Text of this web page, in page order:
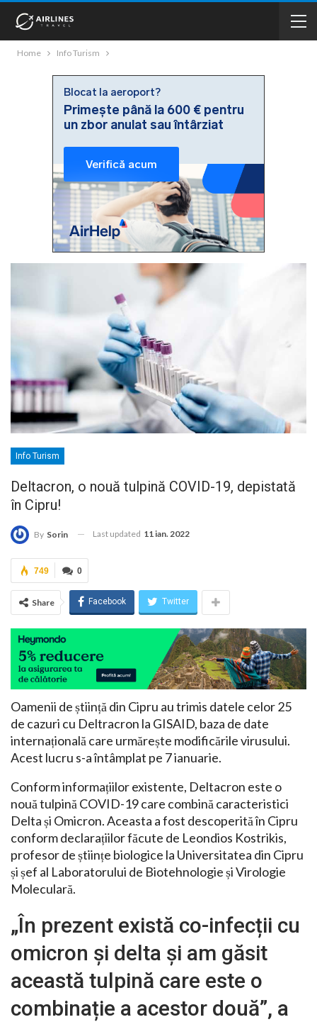
Home Info Turism
Info Turism
Deltacron, o nouă tulpină COVID-19, depistată
în Cipru!
By Sorin Last updated 11 ian. 2022
0
749
Share Facebook Twitter
Oamenii de știință din Cipru au trimis datele celor 25
de cazuri cu Deltracron la GISAID, baza de date
internațională care urmărește modificările virusului.
Acest lucru s-a întâmplat pe 7 ianuarie.
Conform informațiilor existente, Deltacron este o
nouă tulpină COVID-19 care combină caracteristici
Delta și Omicron. Aceasta a fost descoperită în Cipru
conform declarațiilor făcute de Leondios Kostrikis,
profesor de științe biologice la Universitatea din Cipru
și șef al Laboratorului de Biotehnologie și Virologie
Moleculară.
„În prezent există co-infecții cu
omicron și delta și am găsit
această tulpină care este o
combinație a acestor două”, a